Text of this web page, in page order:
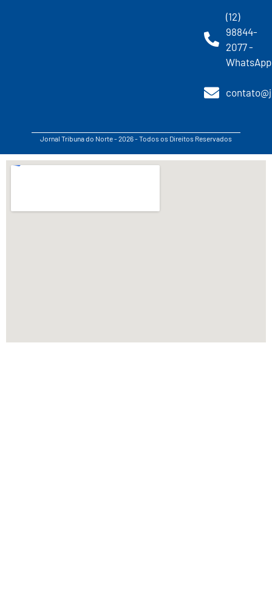
(12)
98844-
2077 -
WhatsApp
Jornal Tribuna do Norte - 2026 - Todos os Direitos Reservados